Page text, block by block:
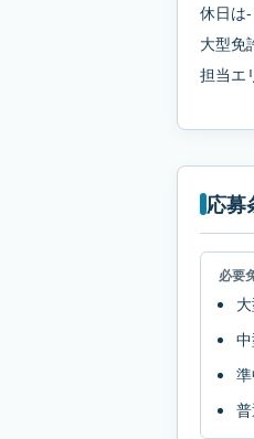
休日は-
大型免
担当エ
応募
必要